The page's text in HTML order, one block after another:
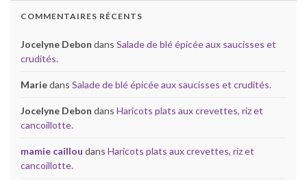
COMMENTAIRES RÉCENTS
Jocelyne Debon dans Salade de blé épicée aux saucisses et
crudités.
Mariedans Salade de blé épicée aux saucisses et crudités.
Jocelyne Debon dans Haricots plats aux crevettes, riz et
cancoillotte.
mamie caillou dans Haricots plats aux crevettes, riz et
cancoillotte.